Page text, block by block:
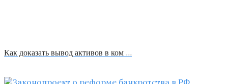
Как доказать вывод активов в ком …